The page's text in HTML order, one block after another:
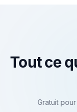
Tout ce
Gratuit